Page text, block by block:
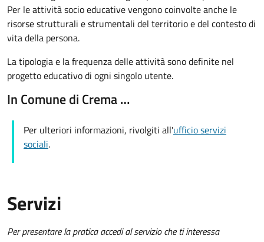
Per le attività socio educative vengono coinvolte anche le
risorse strutturali e strumentali del territorio e del contesto di
vita della persona.
La tipologia e la frequenza delle attività sono definite nel
progetto educativo di ogni singolo utente.
In Comune di Crema …
Per ulteriori informazioni, rivolgiti all'ufficio servizi
sociali.
Servizi
Per presentare la pratica accedi al servizio che ti interessa